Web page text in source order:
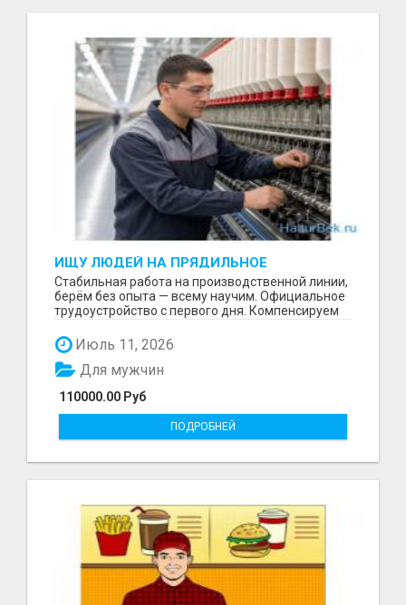
ИЩУ ЛЮДЕЙ НА ПРЯДИЛЬНОЕ
ПРОИЗВОДСТВО В ЖИЛИНО-2
(ЛЮБЕРЦЫ), ФАБРИКА «ПЕХОРСКИЙ
ТЕКСТИЛЬ»
Стабильная работа на производственной линии,
берём без опыта — всему научим. Официальное
трудоустройство с первого дня. Компенсируем
Июль 11, 2026
110000.00 Руб
Для мужчин
ПОДРОБНЕЙ